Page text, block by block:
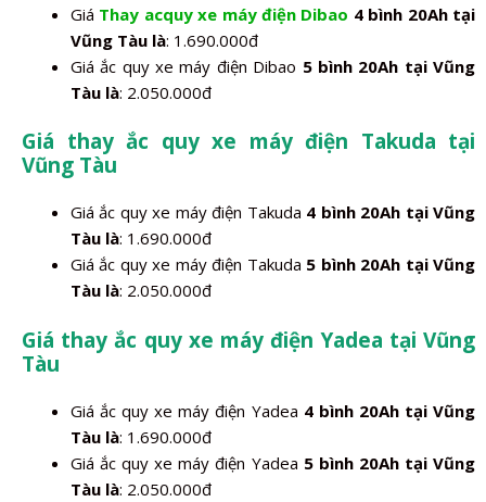
Giá Thay acquy xe máy điện Dibao 4 bình 20Ah tại
Vũng Tàu là: 1.690.000đ
Giá ắc quy xe máy điện Dibao 5 bình 20Ah tại Vũng
Tàu là: 2.050.000đ
Giá thay ắc quy xe máy điện Takuda tại
Vũng Tàu
Giá ắc quy xe máy điện Takuda 4 bình 20Ah tại Vũng
Tàu là: 1.690.000đ
Giá ắc quy xe máy điện Takuda 5 bình 20Ah tại Vũng
Tàu là: 2.050.000đ
Giá thay ắc quy xe máy điện Yadea tại Vũng
Tàu
Giá ắc quy xe máy điện Yadea 4 bình 20Ah tại Vũng
Tàu là: 1.690.000đ
Giá ắc quy xe máy điện Yadea 5 bình 20Ah tại Vũng
Tàu là: 2.050.000đ